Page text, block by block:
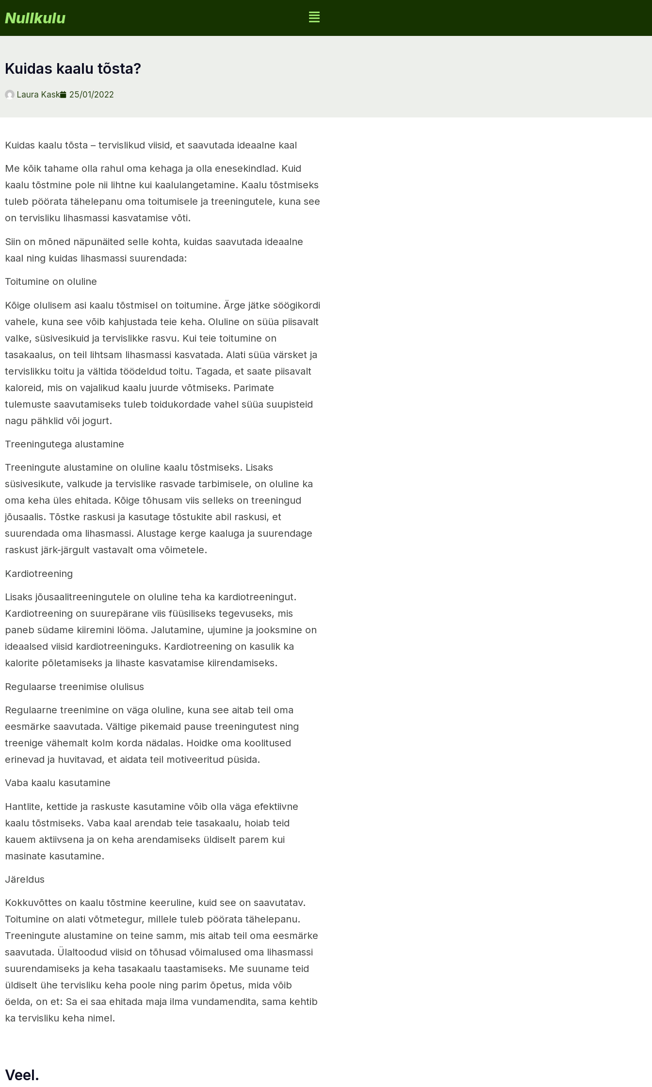
Nullkulu
kuidas kaalu tõsta?
Laura Kask 25/01/2022
Kuidas kaalu tõsta – tervislikud viisid, et saavutada ideaalne kaal
Me kõik tahame olla rahul oma kehaga ja olla enesekindlad. Kuid
kaalu tõstmine pole nii lihtne kui kaalulangetamine. Kaalu tõstmiseks
tuleb pöörata tähelepanu oma toitumisele ja treeningutele, kuna see
on tervisliku lihasmassi kasvatamise võti.
Siin on mõned näpunäited selle kohta, kuidas saavutada ideaalne
kaal ning kuidas lihasmassi suurendada:
Toitumine on oluline
Kõige olulisem asi kaalu tõstmisel on toitumine. Ärge jätke söögikordi
vahele, kuna see võib kahjustada teie keha. Oluline on süüa piisavalt
valke, süsivesikuid ja tervislikke rasvu. Kui teie toitumine on
tasakaalus, on teil lihtsam lihasmassi kasvatada. Alati süüa värsket ja
tervislikku toitu ja vältida töödeldud toitu. Tagada, et saate piisavalt
kaloreid, mis on vajalikud kaalu juurde võtmiseks. Parimate
tulemuste saavutamiseks tuleb toidukordade vahel süüa suupisteid
nagu pähklid või jogurt.
Treeningutega alustamine
Treeningute alustamine on oluline kaalu tõstmiseks. Lisaks
süsivesikute, valkude ja tervislike rasvade tarbimisele, on oluline ka
oma keha üles ehitada. Kõige tõhusam viis selleks on treeningud
jõusaalis. Tõstke raskusi ja kasutage tõstukite abil raskusi, et
suurendada oma lihasmassi. Alustage kerge kaaluga ja suurendage
raskust järk-järgult vastavalt oma võimetele.
Kardiotreening
Lisaks jõusaalitreeningutele on oluline teha ka kardiotreeningut.
Kardiotreening on suurepärane viis füüsiliseks tegevuseks, mis
paneb südame kiiremini lööma. Jalutamine, ujumine ja jooksmine on
ideaalsed viisid kardiotreeninguks. Kardiotreening on kasulik ka
kalorite põletamiseks ja lihaste kasvatamise kiirendamiseks.
Regulaarse treenimise olulisus
Regulaarne treenimine on väga oluline, kuna see aitab teil oma
eesmärke saavutada. Vältige pikemaid pause treeningutest ning
treenige vähemalt kolm korda nädalas. Hoidke oma koolitused
erinevad ja huvitavad, et aidata teil motiveeritud püsida.
Vaba kaalu kasutamine
Hantlite, kettide ja raskuste kasutamine võib olla väga efektiivne
kaalu tõstmiseks. Vaba kaal arendab teie tasakaalu, hoiab teid
kauem aktiivsena ja on keha arendamiseks üldiselt parem kui
masinate kasutamine.
Järeldus
Kokkuvõttes on kaalu tõstmine keeruline, kuid see on saavutatav.
Toitumine on alati võtmetegur, millele tuleb pöörata tähelepanu.
Treeningute alustamine on teine samm, mis aitab teil oma eesmärke
saavutada. Ülaltoodud viisid on tõhusad võimalused oma lihasmassi
suurendamiseks ja keha tasakaalu taastamiseks. Me suuname teid
üldiselt ühe tervisliku keha poole ning parim õpetus, mida võib
öelda, on et: Sa ei saa ehitada maja ilma vundamendita, sama kehtib
ka tervisliku keha nimel.
Veel.